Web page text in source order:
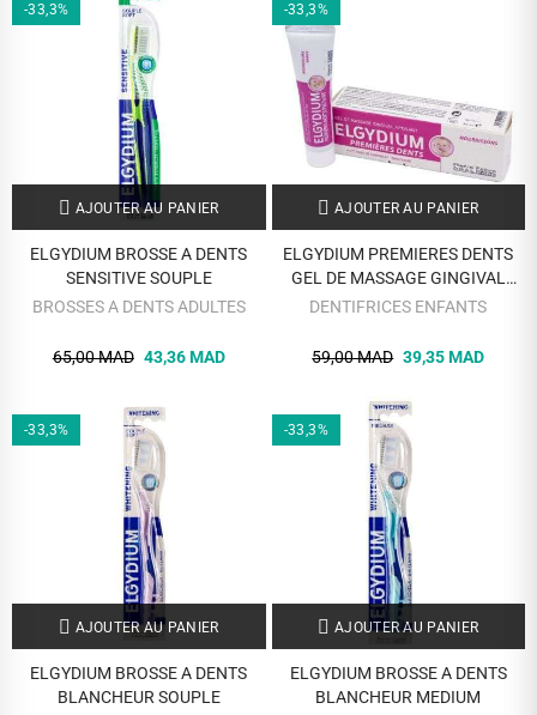
-33,3%
AJOUTER AU PANIER
ELGYDIUM BROSSE A DENTS
SENSITIVE SOUPLE
BROSSES A DENTS ADULTES
65,00 MAD 43,36 MAD
-33,3%
AJOUTER AU PANIER
ELGYDIUM PREMIERES DENTS
GEL DE MASSAGE GINGIVAL
APAISANT 15 ML
DENTIFRICES ENFANTS
59,00 MAD 39,35 MAD
-33,3%
AJOUTER AU PANIER
ELGYDIUM BROSSE A DENTS
BLANCHEUR SOUPLE
-33,3%
AJOUTER AU PANIER
ELGYDIUM BROSSE A DENTS
BLANCHEUR MEDIUM